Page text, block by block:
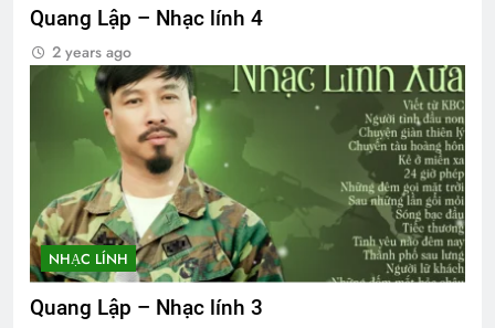
Quang Lập – Nhạc lính 4
2 years ago
NHẠC LÍNH
Quang Lập – Nhạc lính 3